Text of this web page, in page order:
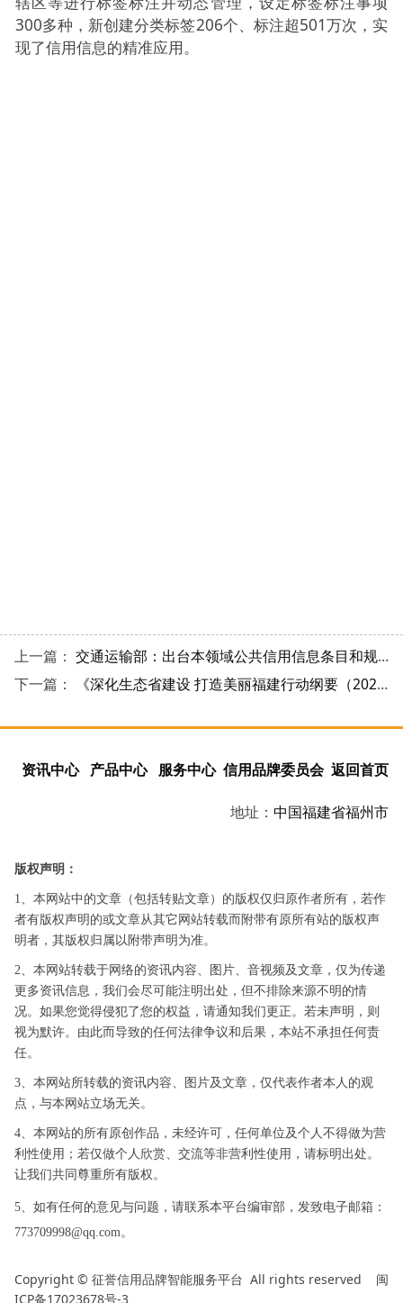
300多种，新创建分类标签206个、标注超501万次，实
现了信用信息的精准应用。
上一篇： 交通运输部：出台本领域公共信用信息条目和规范
下一篇：
《深化生态省建设 打造美丽福建行动纲要（2021-2035年）》政策解读
资讯中心 产品中心 服务中心 信用品牌委员会 返回首页
地址： 中国福建省福州市
版权声明：
1、本网站中的文章（包括转贴文章）的版权仅归原作者所有，若作
者有版权声明的或文章从其它网站转载而附带有原所有站的版权声
明者，其版权归属以附带声明为准。
2、本网站转载于网络的资讯内容、图片、音视频及文章，仅为传递
更多资讯信息，我们会尽可能注明出处，但不排除来源不明的情
况。如果您觉得侵犯了您的权益，请通知我们更正。若未声明，则
视为默许。由此而导致的任何法律争议和后果，本站不承担任何责
任。
3、本网站所转载的资讯内容、图片及文章，仅代表作者本人的观
点，与本网站立场无关。
4、本网站的所有原创作品，未经许可，任何单位及个人不得做为营
利性使用；若仅做个人欣赏、交流等非营利性使用，请标明出处。
让我们共同尊重所有版权。
5、如有任何的意见与问题，请联系本平台编审部，发致电子邮箱：
773709998@qq.com。
Copyright © 征誉信用品牌智能服务平台 All rights reserved
闽
ICP备17023678号-3